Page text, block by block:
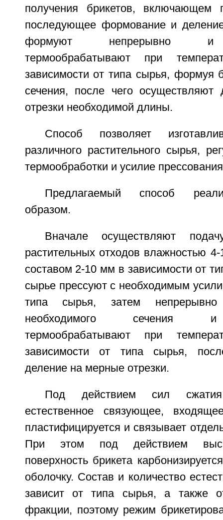
получения брикетов, включающем
последующее формование и
формуют непрерывно и
термообрабатывают при
зависимости от типа сырья, формуя
сечения, после чего
отрезки необходимой длины.
Способ позволяет
различного растительного сырья,
термообработки и усилие
Предлагаемый способ
образом.
Вначале осуществляют
растительных отходов влажностью
составом 2-10 мм в зависимости от
сырье прессуют с необходимым
типа сырья, затем
необходимого сечения и
термообрабатывают при
зависимости от типа сырья,
деление на мерные отрезки.
Под действием сил
естественное связующее,
пластифицируется и связывает
При этом под действием
поверхность брикета
оболочку. Состав и количество
зависит от типа сырья, а также
фракции, поэтому режим